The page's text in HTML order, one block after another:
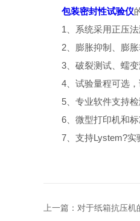
包装密封性试验仪
1、系统采用正压法
2、膨胀抑制、膨胀
3、破裂测试、蠕变
4、试验量程可选，
5、专业软件支持检
6、微型打印机和标
7、支持Lystem?实
上一篇： 对于纸箱抗压机